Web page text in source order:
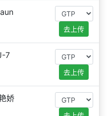
去上传
7
去上传
娇